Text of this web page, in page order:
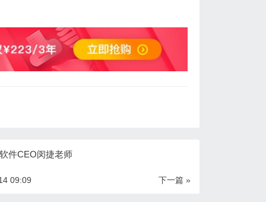
件CEO闵捷老师
下一篇 »
09:09